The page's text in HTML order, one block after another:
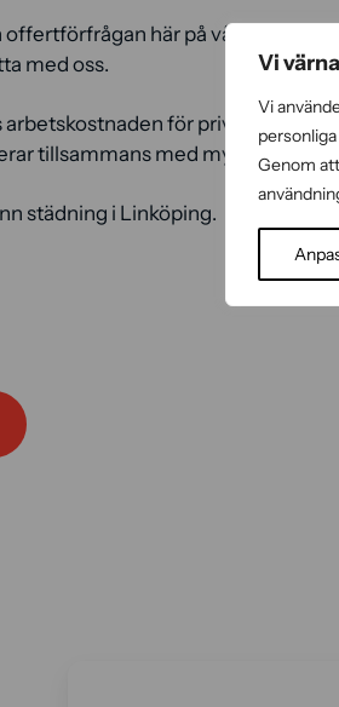
Vi
Vi
Genom
här på vår hemsida.
med oss.
för privatpersoner
tillsammans med myndigheten.
städning i Linköping.